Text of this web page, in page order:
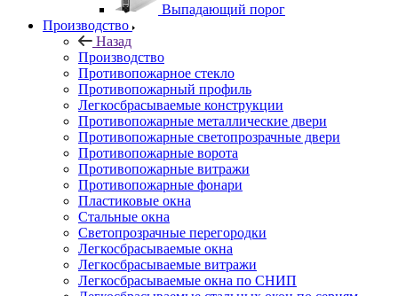
Выпадающий порог
Производство
Назад
Производство
Противопожарное стекло
Противопожарный профиль
Легкосбрасываемые конструкции
Противопожарные металлические двери
Противопожарные светопрозрачные двери
Противопожарные ворота
Противопожарные витражи
Противопожарные фонари
Пластиковые окна
Стальные окна
Светопрозрачные перегородки
Легкосбрасываемые окна
Легкосбрасываемые витражи
Легкосбрасываемые окна по СНИП